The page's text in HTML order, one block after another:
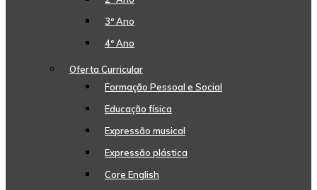
3º Ano
4º Ano
Oferta Curricular
Formação Pessoal e Social
Educação física
Expressão musical
Expressão plástica
Core English